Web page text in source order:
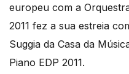
europeu com a
2011 fez a sua estreia
Suggia da Casa da
Piano EDP 2011.